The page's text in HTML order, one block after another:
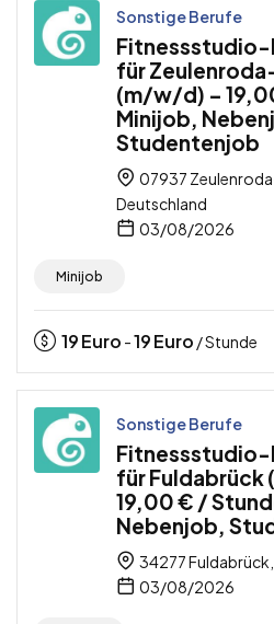
Sonstige Berufe
für
(m/w/d) –
Minijob,
Studentenjob
07937
Deutschland
03/08/2026
Minijob
19Euro -19Euro / Stunde
Sonstige Berufe
für
19,00 € /
Nebenjob,
34277
03/08/2026